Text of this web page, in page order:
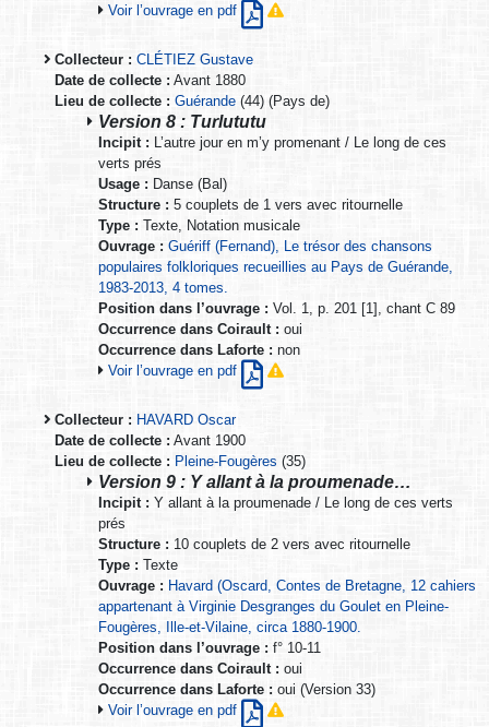
Voir l’ouvrage en pdf
Collecteur : CLÉTIEZ Gustave
Date de collecte : Avant 1880
Lieu de collecte : Guérande (44) (Pays de)
Version 8 : Turlututu
Incipit : L’autre jour en m’y promenant / Le long de ces
verts prés
Usage : Danse (Bal)
Structure : 5 couplets de 1 vers avec ritournelle
Type : Texte, Notation musicale
Ouvrage : Guériff (Fernand), Le trésor des chansons
populaires folkloriques recueillies au Pays de Guérande,
1983-2013, 4 tomes.
Position dans l’ouvrage : Vol. 1, p. 201 [1], chant C 89
Occurrence dans Coirault : oui
Occurrence dans Laforte : non
Voir l’ouvrage en pdf
Collecteur : HAVARD Oscar
Date de collecte : Avant 1900
Lieu de collecte : Pleine-Fougères (35)
Version 9 : Y allant à la proumenade…
Incipit : Y allant à la proumenade / Le long de ces verts
prés
Structure : 10 couplets de 2 vers avec ritournelle
Type : Texte
Ouvrage : Havard (Oscard, Contes de Bretagne, 12 cahiers
appartenant à Virginie Desgranges du Goulet en Pleine-
Fougères, Ille-et-Vilaine, circa 1880-1900.
Position dans l’ouvrage : f° 10-11
Occurrence dans Coirault : oui
Occurrence dans Laforte : oui (Version 33)
Voir l’ouvrage en pdf